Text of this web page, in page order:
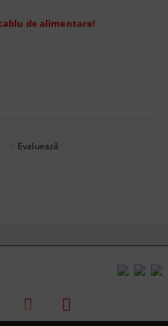
de alimentare!
Evaluează